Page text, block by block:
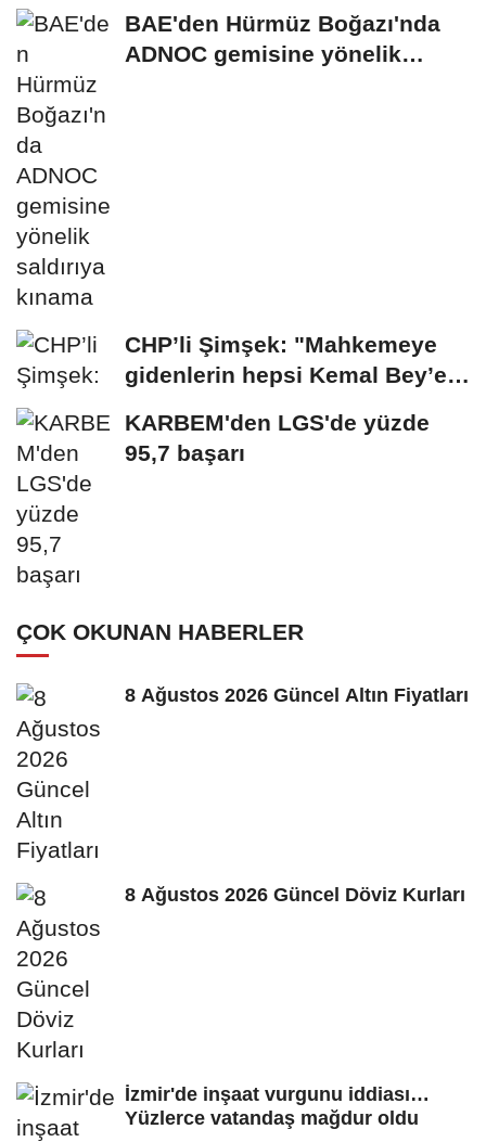
BAE'den Hürmüz Boğazı'nda
ADNOC gemisine yönelik
CHP’li Şimşek: "Mahkemeye
gidenlerin hepsi Kemal Bey’e
KARBEM'den LGS'de yüzde
95,7 başarı
ÇOK OKUNAN HABERLER
8 Ağustos 2026 Güncel Altın Fiyatları
8 Ağustos 2026 Güncel Döviz Kurları
İzmir'de inşaat vurgunu iddiası…
Yüzlerce vatandaş mağdur oldu